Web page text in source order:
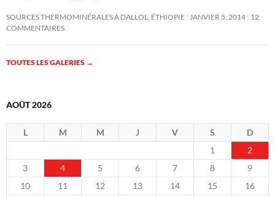
SOURCES THERMOMINÉRALES À DALLOL, ÉTHIOPIE JANVIER 5, 2014 12
COMMENTAIRES
TOUTES LES GALERIES →
AOÛT 2026
L M M J V S
D
1
2
3
4 5 6 7 8
9
10
11 12 13 14 15
16